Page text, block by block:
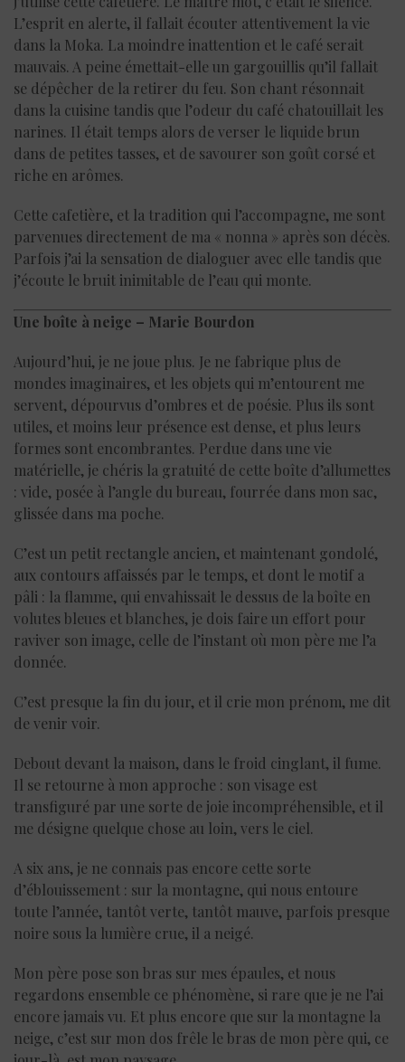
L’esprit en alerte, il fallait écouter attentivement la vie
dans la Moka. La moindre inattention et le café serait
mauvais. A peine émettait-elle un gargouillis qu’il fallait
se dépêcher de la retirer du feu. Son chant résonnait
dans la cuisine tandis que l’odeur du café chatouillait les
narines. Il était temps alors de verser le liquide brun
dans de petites tasses, et de savourer son goût corsé et
riche en arômes.
Cette cafetière, et la tradition qui l’accompagne, me sont
parvenues directement de ma « nonna » après son décès.
Parfois j’ai la sensation de dialoguer avec elle tandis que
j’écoute le bruit inimitable de l’eau qui monte.
Une boîte à neige – Marie Bourdon
Aujourd’hui, je ne joue plus. Je ne fabrique plus de
mondes imaginaires, et les objets qui m’entourent me
servent, dépourvus d’ombres et de poésie. Plus ils sont
utiles, et moins leur présence est dense, et plus leurs
formes sont encombrantes. Perdue dans une vie
matérielle, je chéris la gratuité de cette boîte d’allumettes
: vide, posée à l’angle du bureau, fourrée dans mon sac,
glissée dans ma poche.
C’est un petit rectangle ancien, et maintenant gondolé,
aux contours affaissés par le temps, et dont le motif a
pâli : la flamme, qui envahissait le dessus de la boîte en
volutes bleues et blanches, je dois faire un effort pour
raviver son image, celle de l’instant où mon père me l’a
donnée.
C’est presque la fin du jour, et il crie mon prénom, me dit
de venir voir.
Debout devant la maison, dans le froid cinglant, il fume.
Il se retourne à mon approche : son visage est
transfiguré par une sorte de joie incompréhensible, et il
me désigne quelque chose au loin, vers le ciel.
A six ans, je ne connais pas encore cette sorte
d’éblouissement : sur la montagne, qui nous entoure
toute l’année, tantôt verte, tantôt mauve, parfois presque
noire sous la lumière crue, il a neigé.
Mon père pose son bras sur mes épaules, et nous
regardons ensemble ce phénomène, si rare que je ne l’ai
encore jamais vu. Et plus encore que sur la montagne la
neige, c’est sur mon dos frêle le bras de mon père qui, ce